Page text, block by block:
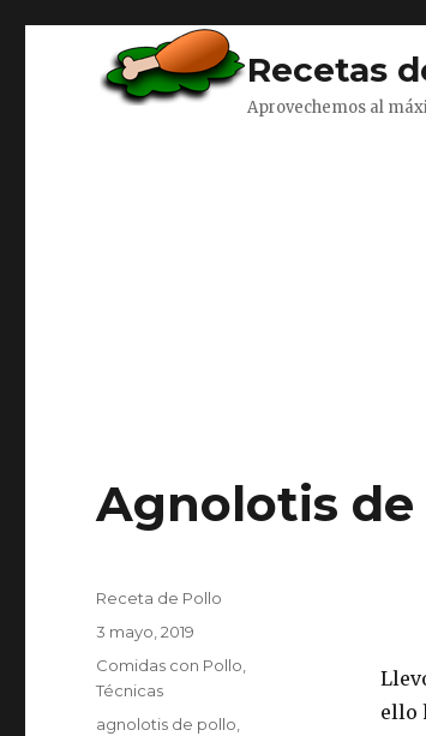
Recetas
Aprovechemos al
Agnolotis
ello
Autor
Receta de Pollo
Publicado
3 mayo, 2019
Categorías
Comidas con Pollo
Técnicas
Etiquetas
agnolotis de pollo